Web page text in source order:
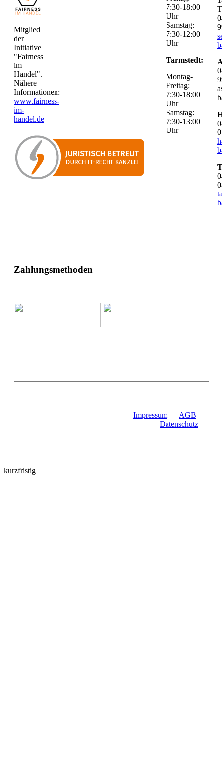
Mitglied
der
Initiative
"Fairness
im
Handel".
Nähere
Informationen:
www.fairness-
im-
handel.de
7:30-18:00
Uhr
Samstag:
7:30-12:00
Uhr
Tarmstedt:
Montag-
Freitag:
7:30-18:00
Uhr
Samstag:
7:30-13:00
Uhr
Zahlungsmethoden
Impressum | AGB
| Datenschutz
kurzfristig